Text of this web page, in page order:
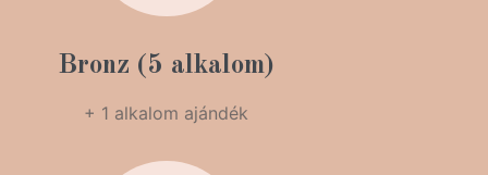
Bronz (5 alkalom)
+ 1 alkalom ajándék